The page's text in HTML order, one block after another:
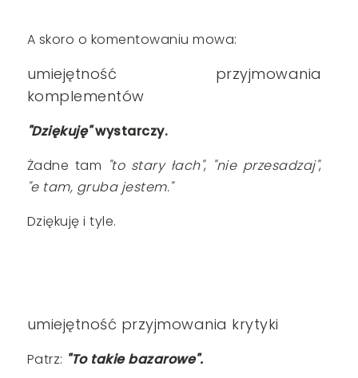
A skoro o komentowaniu mowa:
umiejętność przyjmowania
komplementów
"Dziękuję"wystarczy.
Żadne tam "to stary łach", "nie przesadzaj",
"e tam, gruba jestem."
Dziękuję i tyle.
umiejętność przyjmowania krytyki
Patrz: "To takie bazarowe".